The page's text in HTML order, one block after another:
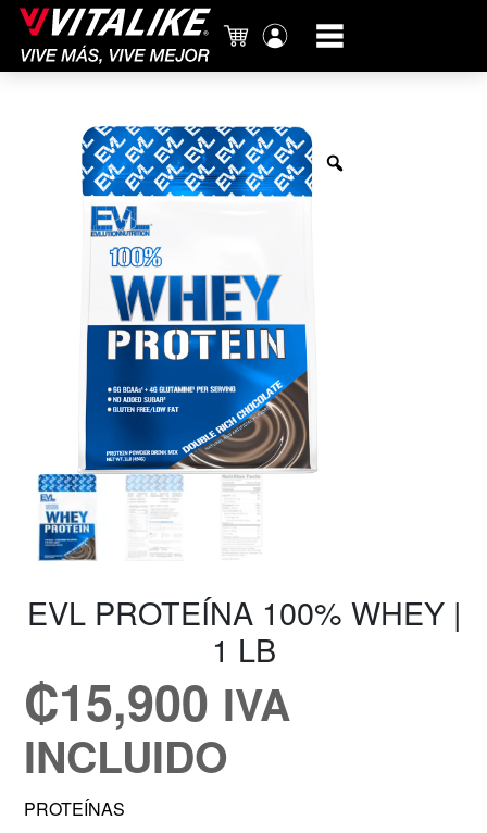
Carrito
cuenta
EVL PROTEÍNA 100% WHEY |
1 LB
₡15,900 IVA
INCLUIDO
PROTEÍNAS